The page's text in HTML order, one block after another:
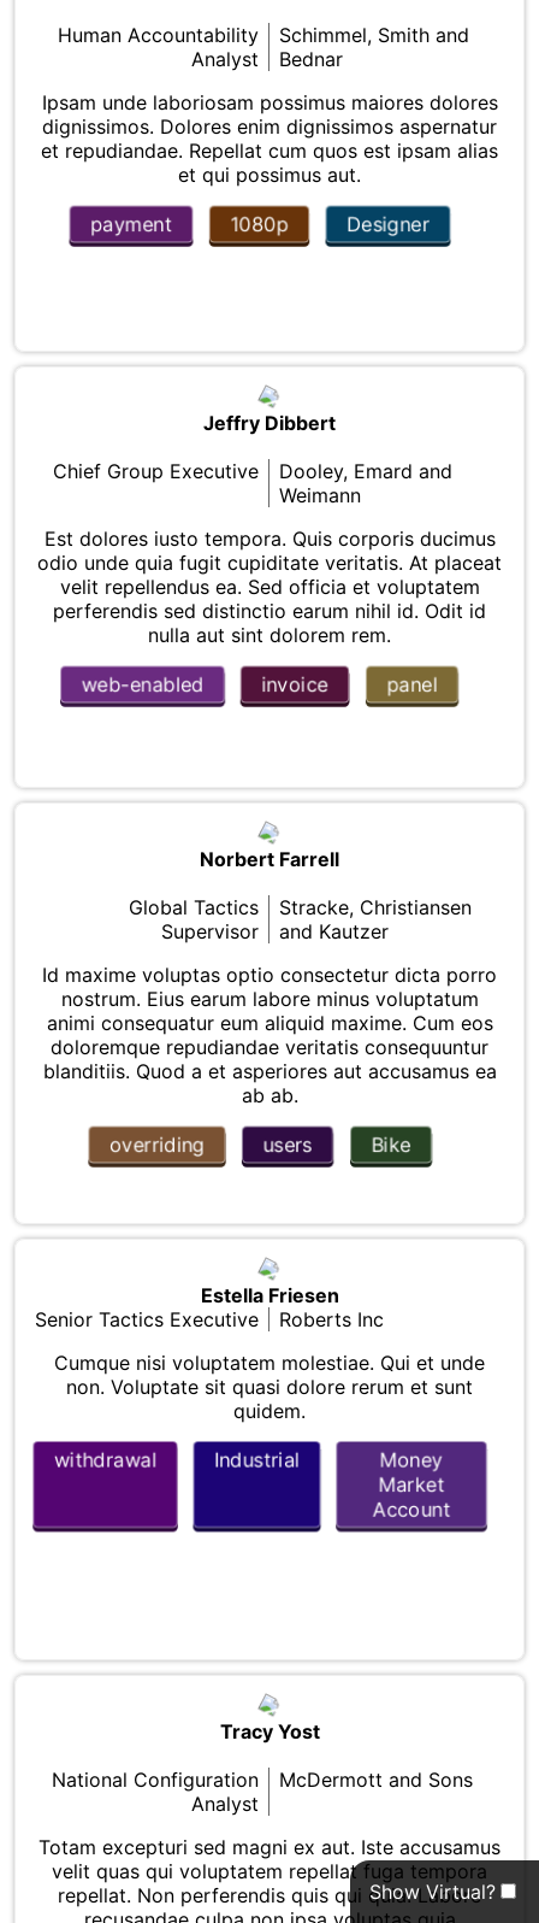
Show Virtual?
Human Accountability
Analyst
Schimmel, Smith and
Bednar
Ipsam unde laboriosam possimus maiores dolores
dignissimos. Dolores enim dignissimos aspernatur
et repudiandae. Repellat cum quos est ipsam alias
et qui possimus aut.
payment 1080p Designer
Jeffry Dibbert
Chief Group Executive
Dooley, Emard and
Weimann
Est dolores iusto tempora. Quis corporis ducimus
odio unde quia fugit cupiditate veritatis. At placeat
velit repellendus ea. Sed officia et voluptatem
perferendis sed distinctio earum nihil id. Odit id
nulla aut sint dolorem rem.
web-enabled invoice panel
Norbert Farrell
Global Tactics
Supervisor
Stracke, Christiansen
and Kautzer
Id maxime voluptas optio consectetur dicta porro
nostrum. Eius earum labore minus voluptatum
animi consequatur eum aliquid maxime. Cum eos
doloremque repudiandae veritatis consequuntur
blanditiis. Quod a et asperiores aut accusamus ea
ab ab.
overriding users Bike
Estella Friesen
Senior Tactics Executive
Roberts Inc
Cumque nisi voluptatem molestiae. Qui et unde
non. Voluptate sit quasi dolore rerum et sunt
quidem.
withdrawal Industrial
Money
Market
Account
Tracy Yost
National Configuration
Analyst
McDermott and Sons
Totam excepturi sed magni ex aut. Iste accusamus
velit quas qui voluptatem repellat fuga tempora
repellat. Non perferendis quis qui quia. Labore